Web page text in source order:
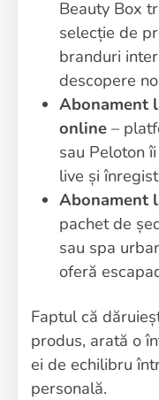
Beauty Box
selecție de
branduri
descopere
Abonament
online –
sau Peloton
live și
Abonament
pachet de
sau spa
oferă
Faptul că
produs, arată o
ei de echilibru
personală.